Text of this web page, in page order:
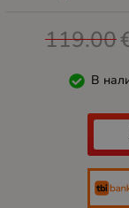
119.00
В